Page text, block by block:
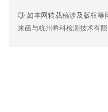
③ 如本网转载稿涉及版权等
来函与杭州希科检测技术有限